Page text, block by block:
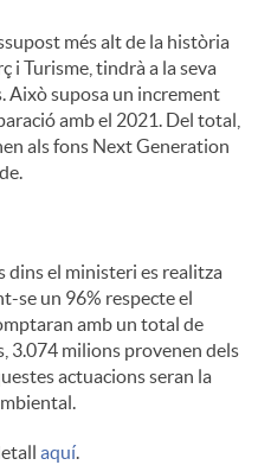
més alt de la història
i Turisme, tindrà a la seva
Això suposa un increment
amb el 2021. Del total,
als fons Next Generation
dins el ministeri es realitza
se un 96% respecte el
amb un total de
3.074 milions provenen dels
actuacions seran la
aquí